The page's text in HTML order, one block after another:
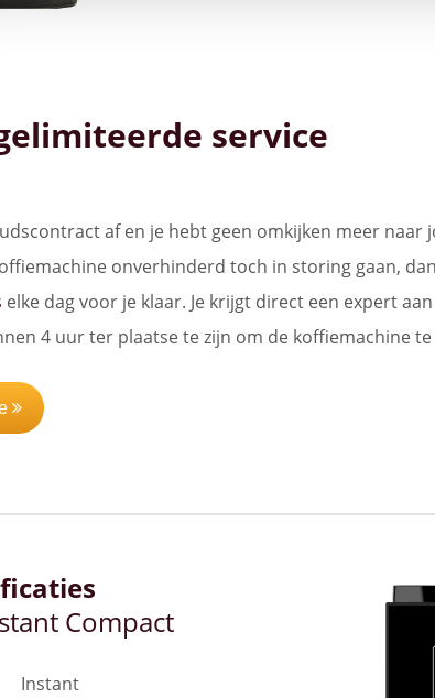
service
af en je hebt geen omkijken meer naar
onverhinderd toch in storing gaan,
elke dag voor je klaar. Je krijgt direct een expert
4 uur ter plaatse te zijn om de koffiemachine
Compact
Instant